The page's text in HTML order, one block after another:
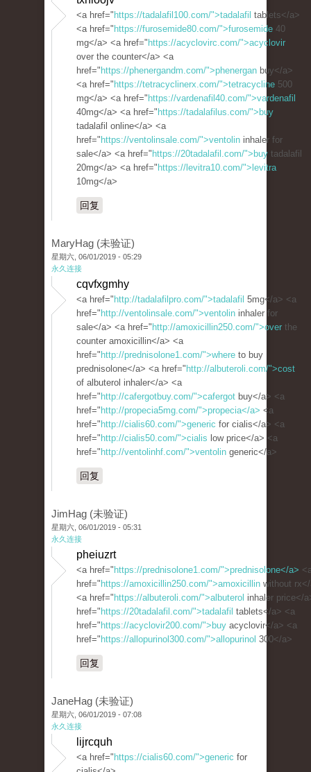
<a href=" https://tadalafil100.com/">tadalafil tablets</a>
<a href=" https://furosemide80.com/">furosemide 40
mg</a> <a href=" https://acyclovirc.com/">acyclovir
over the counter</a> <a
href=" https://phenergandm.com/">phenergan buy</a>
<a href=" https://tetracyclinerx.com/">tetracycline 500
mg</a> <a href=" https://vardenafil40.com/">vardenafil
40mg</a> <a href=" https://tadalafilus.com/">buy
tadalafil online</a> <a
href=" https://ventolinsale.com/">ventolin inhaler for
sale</a> <a href=" https://20tadalafil.com/">buy tadalafil
20mg</a> <a href=" https://levitra10.com/">levitra
10mg</a>
回复
MaryHag (未验证)
星期六, 06/01/2019 - 05:29
永久连接
cqvfxgmhy
<a href=" http://tadalafilpro.com/">tadalafil 5mg</a> <a
href=" http://ventolinsale.com/">ventolin inhaler for
sale</a> <a href=" http://amoxicillin250.com/">over the
counter amoxicillin</a> <a
href=" http://prednisolone1.com/">where to buy
prednisolone</a> <a href=" http://albuteroli.com/">cost
of albuterol inhaler</a> <a
href=" http://cafergotbuy.com/">cafergot buy</a> <a
href=" http://propecia5mg.com/">propecia</a> <a
href=" http://cialis60.com/">generic for cialis</a> <a
href=" http://cialis50.com/">cialis low price</a> <a
href=" http://ventolinhf.com/">ventolin generic</a>
回复
JimHag (未验证)
星期六, 06/01/2019 - 05:31
永久连接
pheiuzrt
<a href=" https://prednisolone1.com/">prednisolone</a>
href=" https://amoxicillin250.com/">amoxicillin without
<a href=" https://albuteroli.com/">albuterol inhaler price</
href=" https://20tadalafil.com/">tadalafil tablets</a> <a
href=" https://acyclovir200.com/">buy acyclovir</a> <a
href=" https://allopurinol300.com/">allopurinol 300</a>
回复
JaneHag (未验证)
星期六, 06/01/2019 - 07:08
永久连接
lijrcquh
<a href=" https://cialis60.com/">generic for